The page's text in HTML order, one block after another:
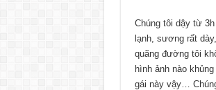
Chúng tôi dậy từ
lạnh, sương rất
quãng đường tôi
hình ảnh nào
gái này vậy…